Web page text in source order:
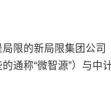
限的新局限集团公司
通称“微智源”）与